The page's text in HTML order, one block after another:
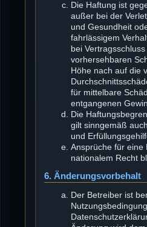
Die Haftung ist
außer bei der
und Gesundheit
fahrlässigem
bei
vorhersehbaren
Höhe nach auf die
für mittelbare
entgangenen
Die
gilt sinngemäß
und
Ansprüche für eine
nationalem Recht
6. Änderungsvorbehalt
Der Betreiber ist